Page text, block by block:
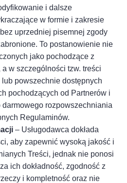
i dalsze
w formie i zakresie
uprzedniej pisemnej zgody
To postanowienie nie
jako pochodzące z
w szczególności tzw. treści
powszechnie dostępnych
pochodzących od Partnerów i
darmowego rozpowszechniania
Regulaminów.
– Usługodawca dokłada
aby zapewnić wysoką jakość i
Treści, jednak nie ponosi
ich dokładność, zgodność z
i kompletność oraz nie